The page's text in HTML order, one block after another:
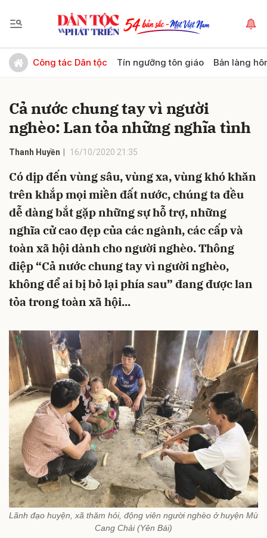
Công tác Dân tộc Tín ngưỡng tôn giáo Bản làng
Cả nước chung tay vì người
nghèo: Lan tỏa những nghĩa tình
Thanh Huyền 16/10/2020 21:35
Có dịp đến vùng sâu, vùng xa, vùng khó khăn
trên khắp mọi miền đất nước, chúng ta đều
dễ dàng bắt gặp những sự hỗ trợ, những
nghĩa cử cao đẹp của các ngành, các cấp và
toàn xã hội dành cho người nghèo. Thông
điệp “Cả nước chung tay vì người nghèo,
không để ai bị bỏ lại phía sau” đang được lan
tỏa trong toàn xã hội...
Lãnh đạo huyện, xã thăm hỏi, động viên người nghèo ở huyện Mù
Cang Chải (Yên Bái)
Gửi bình luận
Hủy Gửi